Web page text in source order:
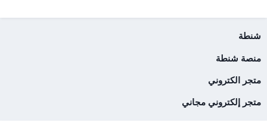
شنطة
منصة شنطة
متجر الكتروني
متجر إلكتروني مجاني